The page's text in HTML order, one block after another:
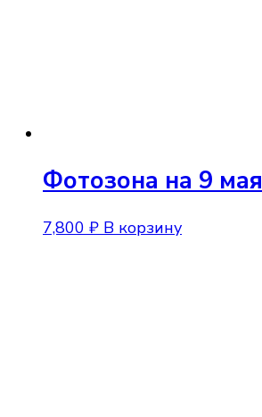
Фотозона на 9 мая
7,800 ₽ В корзину